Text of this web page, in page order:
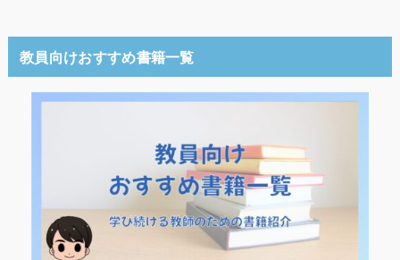
教員向けおすすめ書籍一覧